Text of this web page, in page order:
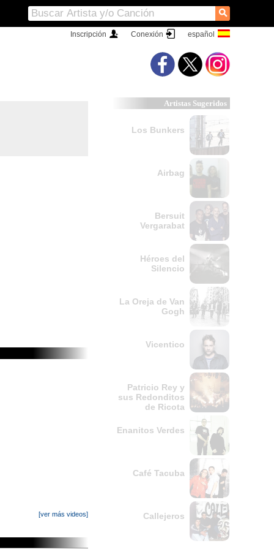
⚲
Conexión
Inscripción
[ver más videos]
Artistas Sugeridos
Los Bunkers
Airbag
Bersuit
Vergarabat
Héroes del
Silencio
La Oreja de Van
Gogh
Vicentico
Patricio Rey y
sus Redonditos
de Ricota
Enanitos Verdes
Café Tacuba
Callejeros